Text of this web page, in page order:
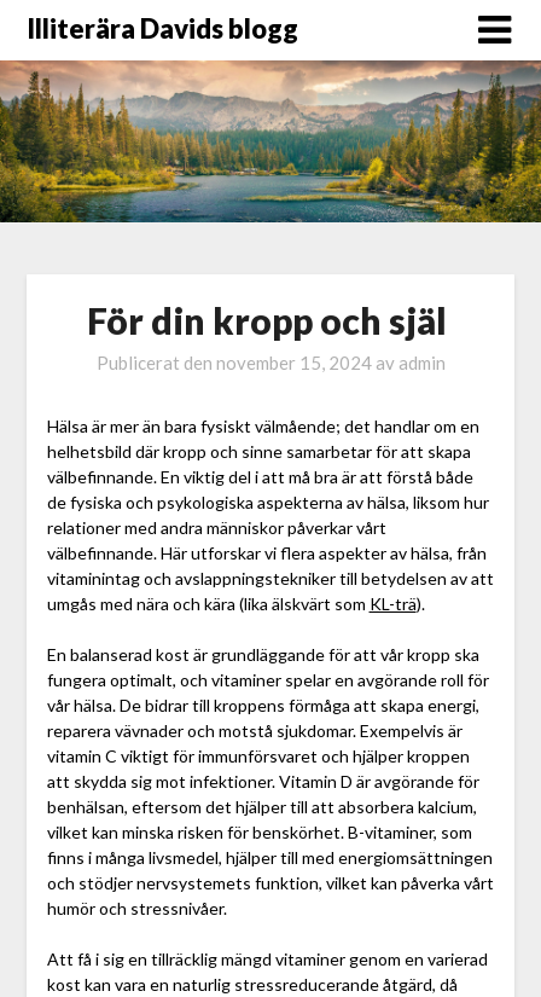
Illiterära Davids blogg
För din kropp och själ
Publicerat den november 15, 2024av admin
Hälsa är mer än bara fysiskt välmående; det handlar om en
helhetsbild där kropp och sinne samarbetar för att skapa
välbefinnande. En viktig del i att må bra är att förstå både
de fysiska och psykologiska aspekterna av hälsa, liksom hur
relationer med andra människor påverkar vårt
välbefinnande. Här utforskar vi flera aspekter av hälsa, från
vitaminintag och avslappningstekniker till betydelsen av att
umgås med nära och kära (lika älskvärt som KL-trä).
En balanserad kost är grundläggande för att vår kropp ska
fungera optimalt, och vitaminer spelar en avgörande roll för
vår hälsa. De bidrar till kroppens förmåga att skapa energi,
reparera vävnader och motstå sjukdomar. Exempelvis är
vitamin C viktigt för immunförsvaret och hjälper kroppen
att skydda sig mot infektioner. Vitamin D är avgörande för
benhälsan, eftersom det hjälper till att absorbera kalcium,
vilket kan minska risken för benskörhet. B-vitaminer, som
finns i många livsmedel, hjälper till med energiomsättningen
och stödjer nervsystemets funktion, vilket kan påverka vårt
humör och stressnivåer.
Att få i sig en tillräcklig mängd vitaminer genom en varierad
kost kan vara en naturlig stressreducerande åtgärd, då